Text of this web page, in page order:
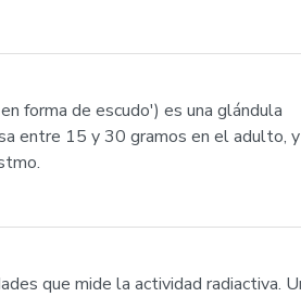
forma de escudo') es una glándula
entre 15 y 30 gramos en el adulto,
que mide la actividad radiactiva.